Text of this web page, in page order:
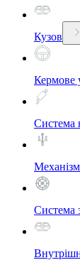
Кузов
Кермове
Система
Система